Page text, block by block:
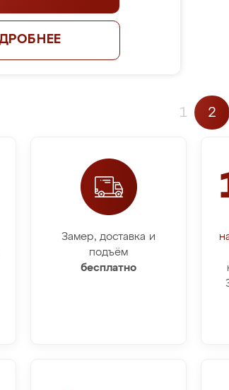
1 2
Замер, доставка и
подъём
бесплатно